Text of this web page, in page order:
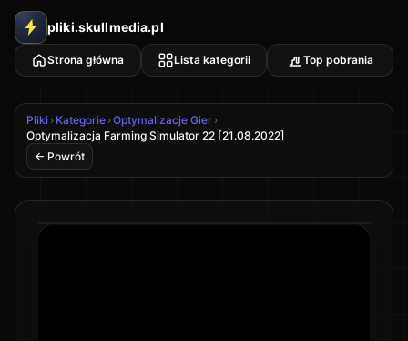
pliki.skullmedia.pl
Strona główna Lista kategorii Top pobrania
Pliki › Kategorie ›Optymalizacje Gier ›
Optymalizacja Farming Simulator 22 [21.08.2022]
← Powrót